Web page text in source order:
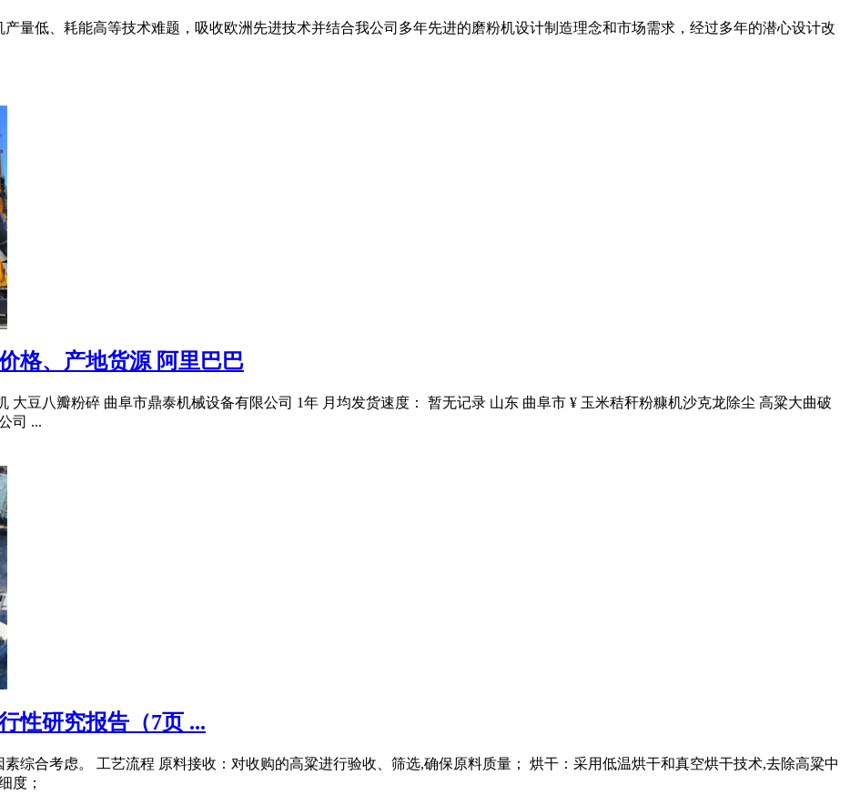
量低、耗能高等技术难题，吸收欧洲先进技术并结合我公司多年先进的磨粉机设计制造理念和市场需求，经过多年的潜心设计改
格、产地货源 阿里巴巴
大豆八瓣粉碎 曲阜市鼎泰机械设备有限公司 1年 月均发货速度： 暂无记录 山东 曲阜市 ¥ 玉米秸秆粉糠机沙克龙除尘 高粱大曲破
司 ...
性研究报告（7页 ...
综合考虑。 工艺流程 原料接收：对收购的高粱进行验收、筛选,确保原料质量； 烘干：采用低温烘干和真空烘干技术,去除高粱中
度；